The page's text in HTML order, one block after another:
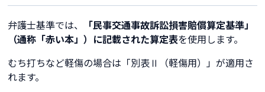
弁護士基準では、
「民事交通事故訴訟損害賠償算定基準」
（通称「赤い本」）に記載された算定表を使用します。
むち打ちなど軽傷の場合は「別表Ⅱ（軽傷用）」が適用さ
れます。